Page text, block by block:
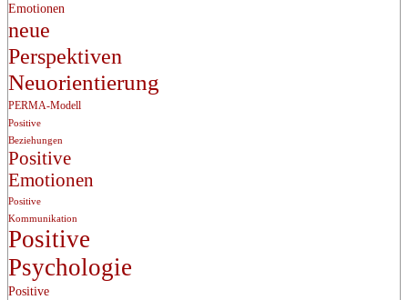
Emotionen
neue
Perspektiven
Neuorientierung
PERMA-Modell
Positive
Beziehungen
Positive
Emotionen
Positive
Kommunikation
Positive
Psychologie
Positive